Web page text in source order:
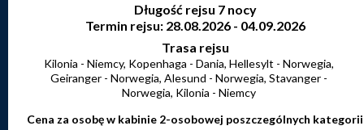
Długość rejsu 7 nocy
Termin rejsu: 28.08.2026 - 04.09.2026
Trasa rejsu
Kilonia - Niemcy, Kopenhaga - Dania, Hellesylt - Norwegia,
Geiranger - Norwegia, Alesund - Norwegia, Stavanger -
Norwegia, Kilonia - Niemcy
Cena za osobę w kabinie 2-osobowej poszczególnych kategorii